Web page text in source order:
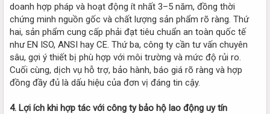
doanh hợp pháp và hoạt động ít nhất 3–5 năm, đồng thời
chứng minh nguồn gốc và chất lượng sản phẩm rõ ràng. Thứ
hai, sản phẩm cung cấp phải đạt tiêu chuẩn an toàn quốc tế
như EN ISO, ANSI hay CE. Thứ ba, công ty cần tư vấn chuyên
sâu, gợi ý thiết bị phù hợp với môi trường và mức độ rủi ro.
Cuối cùng, dịch vụ hỗ trợ, bảo hành, báo giá rõ ràng và hợp
đồng đầy đủ là dấu hiệu của đơn vị đáng tin cậy.
4. Lợi ích khi hợp tác với công ty bảo hộ lao động uy tín